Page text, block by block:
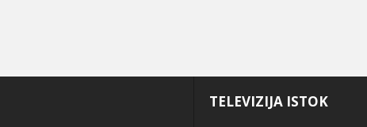
TELEVIZIJA ISTOK